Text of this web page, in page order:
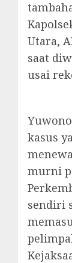
Utara,
saat
usai
kasus
murni
sendiri